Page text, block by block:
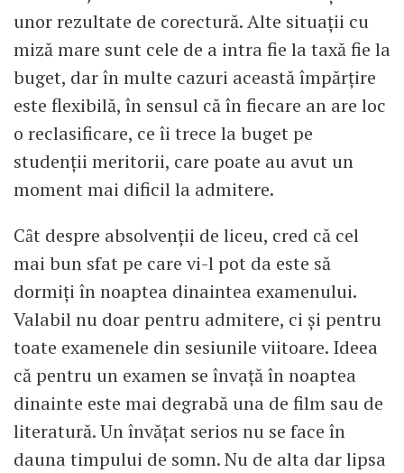
unor rezultate de corectură. Alte situaţii cu
miză mare sunt cele de a intra fie la taxă fie la
buget, dar în multe cazuri această împărțire
este flexibilă, în sensul că în fiecare an are loc
o reclasificare, ce îi trece la buget pe
studenţii meritorii, care poate au avut un
moment mai dificil la admitere.
Cȃt despre absolvenţii de liceu, cred că cel
mai bun sfat pe care vi-l pot da este să
dormiţi în noaptea dinaintea examenului.
Valabil nu doar pentru admitere, ci şi pentru
toate examenele din sesiunile viitoare. Ideea
că pentru un examen se învaţă în noaptea
dinainte este mai degrabă una de film sau de
literatură. Un învăţat serios nu se face în
dauna timpului de somn. Nu de alta dar lipsa